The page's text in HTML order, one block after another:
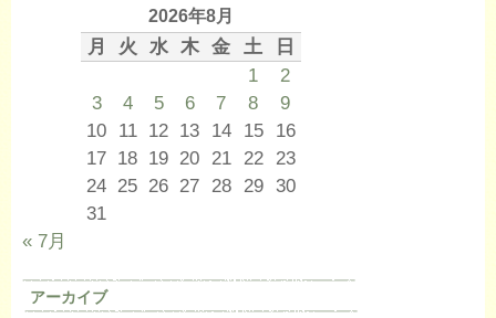
2026年8月
月 火 水 木 金 土
日
1
2
3
4 5 6 7 8
9
10 11 12 13 14 15
16
17 18 19 20 21 22
23
24 25 26 27 28 29 30
31
« 7月
アーカイブ